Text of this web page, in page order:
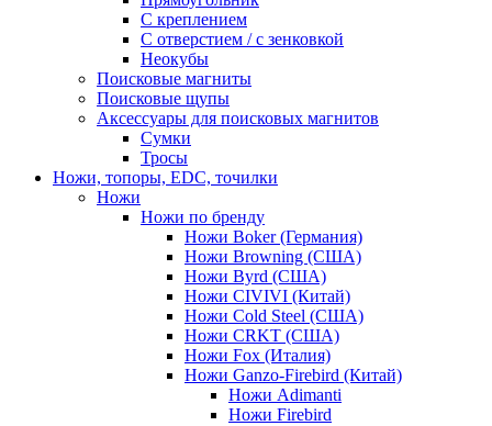
С креплением
С отверстием / с зенковкой
Неокубы
Поисковые магниты
Поисковые щупы
Аксессуары для поисковых магнитов
Сумки
Тросы
Ножи, топоры, EDC, точилки
Ножи
Ножи по бренду
Ножи Boker (Германия)
Ножи Browning (США)
Ножи Byrd (США)
Ножи CIVIVI (Китай)
Ножи Cold Steel (США)
Ножи CRKT (США)
Ножи Fox (Италия)
Ножи Ganzo-Firebird (Китай)
Ножи Adimanti
Ножи Firebird